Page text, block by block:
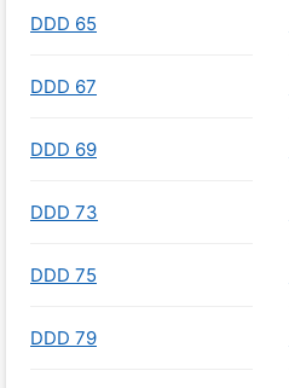
DDD 65
DDD 67
DDD 69
DDD 73
DDD 75
DDD 79